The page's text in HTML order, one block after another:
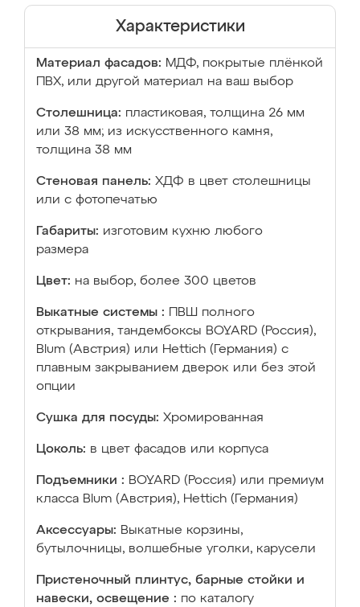
Характеристики
Материал фасадов: МДФ, покрытые плёнкой
ПВХ, или другой материал на ваш выбор
Столешница: пластиковая, толщина 26 мм
или 38 мм; из искусственного камня,
толщина 38 мм
Стеновая панель: ХДФ в цвет столешницы
или с фотопечатью
Габариты: изготовим кухню любого
размера
Цвет: на выбор, более 300 цветов
Выкатные системы :
ПВШ полного
открывания, тандембоксы BOYARD (Россия),
Blum (Австрия) или Hettich (Германия) с
плавным закрыванием дверок или без этой
опции
Сушка для посуды: Хромированная
Цоколь: в цвет фасадов или корпуса
Подъемники : BOYARD (Россия) или премиум
класса Blum (Австрия), Hettich (Германия)
Аксессуары: Выкатные корзины,
бутылочницы, волшебные уголки, карусели
Пристеночный плинтус, барные стойки и
навески, освещение : по каталогу